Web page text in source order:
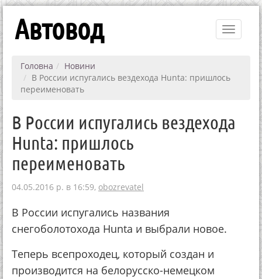
Toggle
Автовод
Головна
Новини
В России испугались вездехода Hunta: пришлось
переименовать
В России испугались вездехода
Hunta: пришлось
переименовать
04.05.2016 р. в 16:59, obozrevatel
В России испугались названия
снегоболотохода Hunta и выбрали новое.
Теперь всепроходец, который создан и
производится на белорусско-немецком